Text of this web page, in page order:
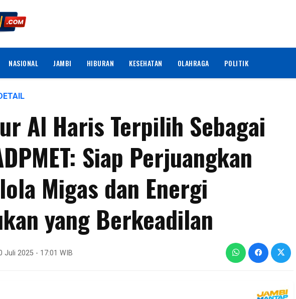
NASIONAL JAMBI HIBURAN KESEHATAN OLAHRAGA POLITIK
Al Haris Terpilih Sebagai
Siap Perjuangkan
Migas dan Energi
yang Berkeadilan
Juli 2025 - 17:01 WIB